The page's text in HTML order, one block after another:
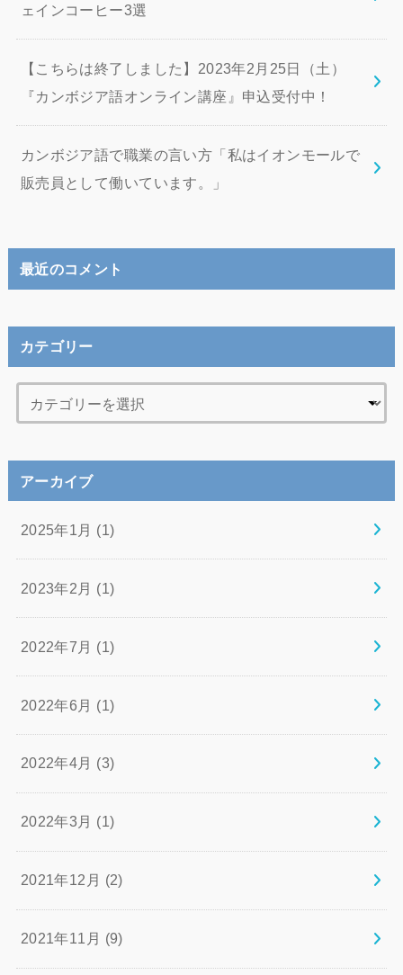
ェインコーヒー3選
【こちらは終了しました】2023年2月25日（土）
『カンボジア語オンライン講座』申込受付中！
カンボジア語で職業の言い方「私はイオンモールで
販売員として働いています。」
最近のコメント
カテゴリー
アーカイブ
2025年1月 (1)
2023年2月 (1)
2022年7月 (1)
2022年6月 (1)
2022年4月 (3)
2022年3月 (1)
2021年12月 (2)
2021年11月 (9)